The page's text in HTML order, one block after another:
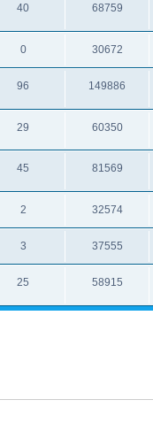
40 68759
0 30672
96 149886
29 60350
45 81569
2 32574
3 37555
25 58915